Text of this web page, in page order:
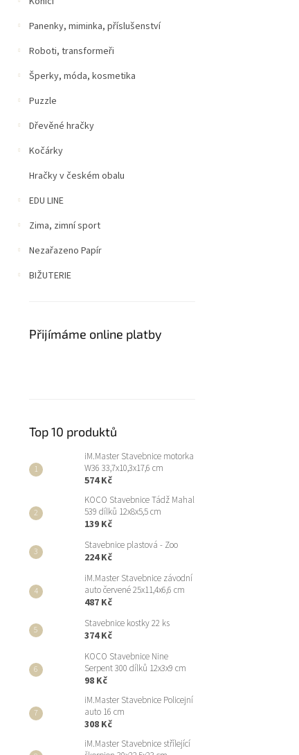
Panenky, miminka, příslušenství
Roboti, transformeři
Šperky, móda, kosmetika
Puzzle
Dřevěné hračky
Kočárky
Hračky v českém obalu
EDU LINE
Zima, zimní sport
Nezařazeno Papír
BIŽUTERIE
Přijímáme online platby
Top 10 produktů
iM.Master Stavebnice motorka
W36 33,7x10,3x17,6 cm
574 Kč
KOCO Stavebnice Tádž Mahal
539 dílků 12x8x5,5 cm
139 Kč
Stavebnice plastová - Zoo
224 Kč
iM.Master Stavebnice závodní
auto červené 25x11,4x6,6 cm
487 Kč
Stavebnice kostky 22 ks
374 Kč
KOCO Stavebnice Nine
Serpent 300 dílků 12x3x9 cm
98 Kč
iM.Master Stavebnice Policejní
auto 16 cm
308 Kč
iM.Master Stavebnice střílející